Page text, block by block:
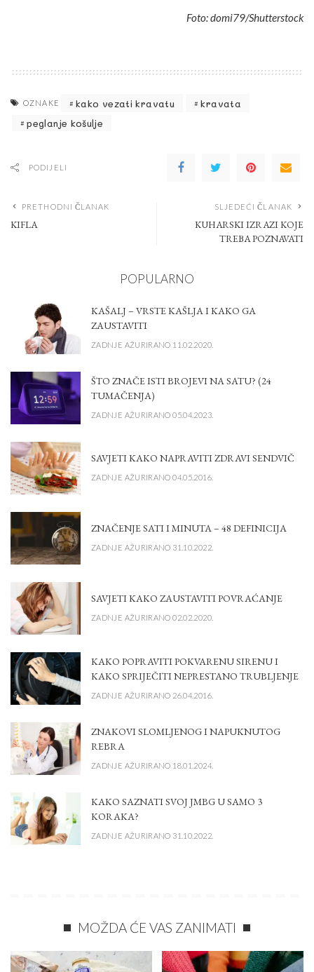
Foto: domi79/Shutterstock
OZNAKE kako vezati kravatu
kravata
peglanje košulje
PODIJELI
PRETHODNI ČLANAK
KIFLA
SLJEDEĆI ČLANAK
KUHARSKI IZRAZI KOJE
TREBA POZNAVATI
POPULARNO
KAŠALJ – VRSTE KAŠLJA I KAKO GA
ZAUSTAVITI
ZADNJE AŽURIRANO 11.02.2020.
ŠTO ZNAČE ISTI BROJEVI NA SATU? (24
TUMAČENJA)
ZADNJE AŽURIRANO 05.04.2023.
SAVJETI KAKO NAPRAVITI ZDRAVI SENDVIČ
ZADNJE AŽURIRANO 04.05.2016.
ZNAČENJE SATI I MINUTA – 48 DEFINICIJA
ZADNJE AŽURIRANO 31.10.2022.
SAVJETI KAKO ZAUSTAVITI POVRAĆANJE
ZADNJE AŽURIRANO 02.02.2020.
KAKO POPRAVITI POKVARENU SIRENU I
KAKO SPRIJEČITI NEPRESTANO TRUBLJENJE
ZADNJE AŽURIRANO 26.04.2016.
ZNAKOVI SLOMLJENOG I NAPUKNUTOG
REBRA
ZADNJE AŽURIRANO 18.01.2024.
KAKO SAZNATI SVOJ JMBG U SAMO 3
KORAKA?
ZADNJE AŽURIRANO 31.10.2022.
MOŽDA ĆE VAS ZANIMATI